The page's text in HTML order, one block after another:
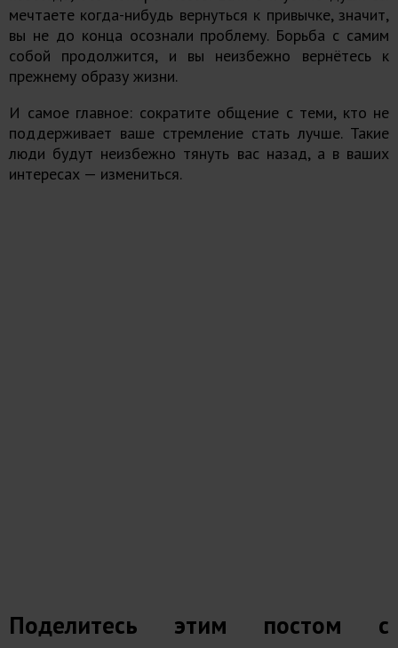
мечтаете когда-нибудь вернуться к привычке, значит,
вы не до конца осознали проблему. Борьба с самим
собой продолжится, и вы неизбежно вернётесь к
прежнему образу жизни.
И самое главное: сократите общение с теми, кто не
поддерживает ваше стремление стать лучше. Такие
люди будут неизбежно тянуть вас назад, а в ваших
интересах — измениться.
Поделитесь этим постом с